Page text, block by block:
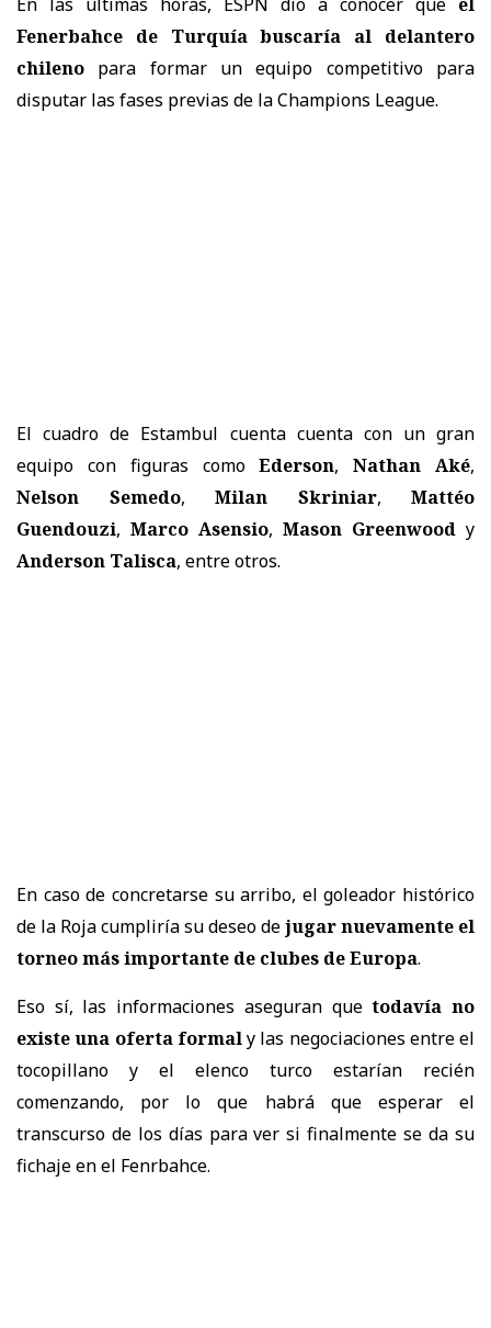
Fenerbahce de Turquía buscaría al delantero
chileno para formar un equipo competitivo para
disputar las fases previas de la Champions League.
El cuadro de Estambul cuenta cuenta con un gran
equipo con figuras comoEderson,Nathan Aké,
Nelson Semedo, Milan Skriniar, Mattéo
Guendouzi, Marco Asensio, Mason Greenwood y
Anderson Talisca, entre otros.
En caso de concretarse su arribo, el goleador histórico
de la Roja cumpliría su deseo dejugar nuevamente el
torneo más importante de clubes de Europa.
Eso sí, las informaciones aseguran quetodavía no
existe una oferta formaly las negociaciones entre el
tocopillano y el elenco turco estarían recién
comenzando, por lo que habrá que esperar el
transcurso de los días para ver si finalmente se da su
fichaje en el Fenrbahce.